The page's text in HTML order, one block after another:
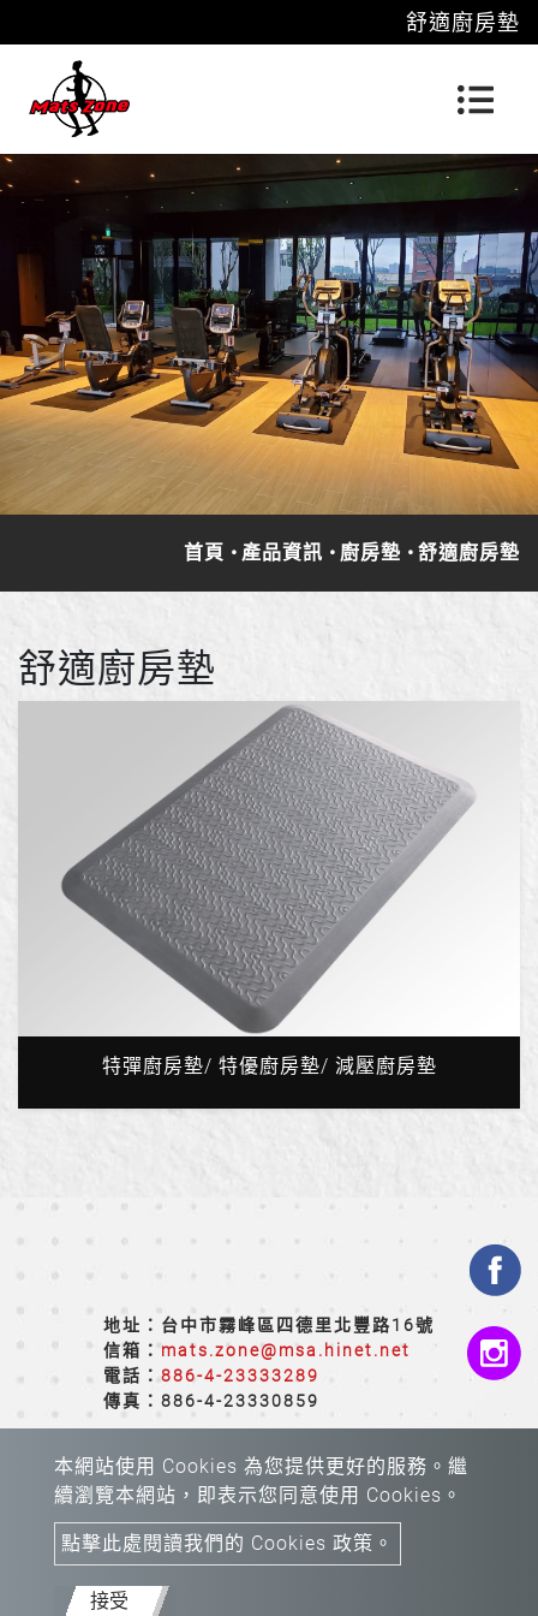
舒適廚房墊
首頁 產品資訊 廚房墊 舒適廚房墊
舒適廚房墊
特彈廚房墊/ 特優廚房墊/ 減壓廚房墊
本網站使用 Cookies 為您提供更好的服務。繼
續瀏覽本網站，即表示您同意使用 Cookies。
點擊此處閱讀我們的 Cookies 政策。
接受
地址：台中市霧峰區四德里北豐路16號
信箱：mats.zone@msa.hinet.net
電話： 886-4-23333289
傳真：886-4-23330859
Copyright © 2026 All rights reserved.Atteipo.